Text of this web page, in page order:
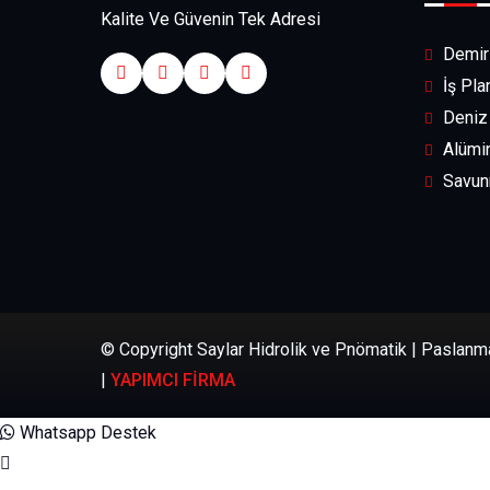
Kalite Ve Güvenin Tek Adresi
İş
Deniz
© Copyright Saylar Hidrolik ve Pnömatik |
| YAPIMCI FİRMA
Whatsapp Destek